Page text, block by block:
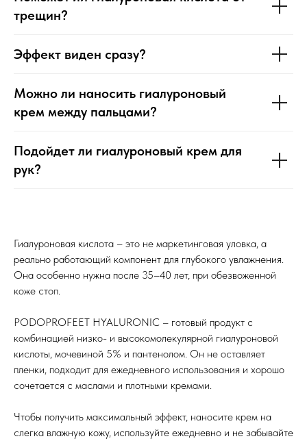
трещин?
Эффект виден сразу?
Можно ли наносить гиалуроновый
крем между пальцами?
Подойдет ли гиалуроновый крем для
рук?
Гиалуроновая кислота – это не маркетинговая уловка, а
реально работающий компонент для глубокого увлажнения.
Она особенно нужна после 35–40 лет, при обезвоженной
коже стоп.
PODOPROFEET HYALURONIC – готовый продукт с
комбинацией низко- и высокомолекулярной гиалуроновой
кислоты, мочевиной 5% и пантенолом. Он не оставляет
пленки, подходит для ежедневного использования и хорошо
сочетается с маслами и плотными кремами.
Чтобы получить максимальный эффект, наносите крем на
слегка влажную кожу, используйте ежедневно и не забывайте